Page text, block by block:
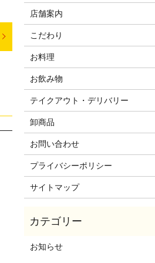
店舗案内
こだわり
お料理
お飲み物
テイクアウト・デリバリー
卸商品
お問い合わせ
プライバシーポリシー
サイトマップ
お知らせ